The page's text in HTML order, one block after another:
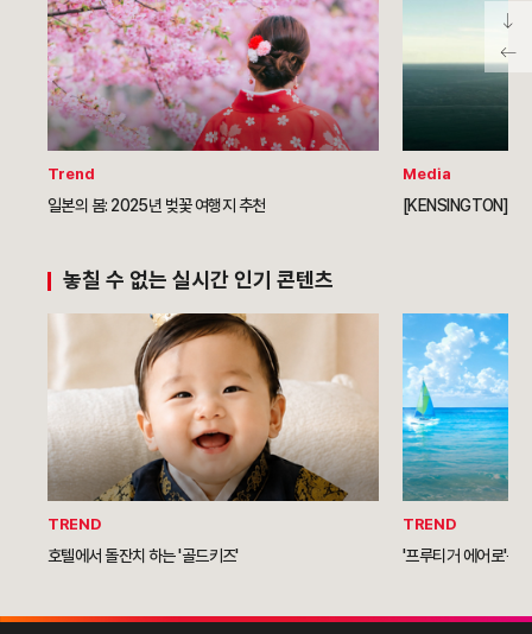
Trend
일본의 봄: 2025년 벚꽃 여행지 추천
Media
[KENSINGTON] 켄
놓칠 수 없는 실시간 인기 콘텐츠
TREND
호텔에서 돌잔치 하는 '골드키즈'
TREND
'프루티거 에어로'를